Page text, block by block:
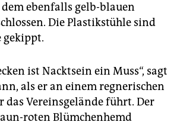
dem ebenfalls gelb-blauen
Die Plastikstühle sind
gekippt.
ist Nacktsein ein Muss“, sagt
als er an einem regnerischen
das Vereinsgelände führt. Der
roten Blümchenhemd